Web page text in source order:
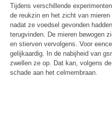
Tijdens verschillende
de reukzin en het zicht van
nadat ze voedsel gevonden
terugvinden. De mieren bewogen
en stierven vervolgens. Voor
gelijkaardig. In de nabijheid van
zwellen ze op. Dat kan, volgens
schade aan het celmembraan.